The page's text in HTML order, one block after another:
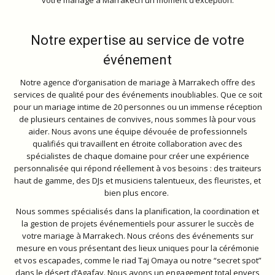
Notre expertise au service de votre
événement
Notre agence d’organisation de mariage à Marrakech offre des
services de qualité pour des événements inoubliables. Que ce soit
pour un mariage intime de 20 personnes ou un immense réception
de plusieurs centaines de convives, nous sommes là pour vous
aider. Nous avons une équipe dévouée de professionnels
qualifiés qui travaillent en étroite collaboration avec des
spécialistes de chaque domaine pour créer une expérience
personnalisée qui répond réellement à vos besoins : des traiteurs
haut de gamme, des DJs et musiciens talentueux, des fleuristes, et
bien plus encore.
Nous sommes spécialisés dans la planification, la coordination et
la gestion de projets événementiels pour assurer le succès de
votre mariage à Marrakech. Nous créons des événements sur
mesure en vous présentant des lieux uniques pour la cérémonie
et vos escapades, comme le riad Taj Omaya ou notre “secret spot”
dans le désert d’Agafay. Nous avons un engagement total envers